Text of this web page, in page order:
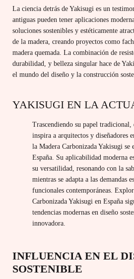
La ciencia detrás de Yakisugi es un
antiguas pueden tener aplicaciones
soluciones sostenibles y estéticamente
de la madera, creando proyectos como
madera quemada. La combinación de
durabilidad, y belleza singular hace de
el mundo del diseño y la construcción
YAKISUGI EN LA
Trascendiendo su papel
inspira a arquitectos y diseñadores
la Madera Carbonizada Yakisugi se
España. Su aplicabilidad moderna
su versatilidad, resonando con la
mientras se adapta a las demandas
funcionales contemporáneas.
Carbonizada Yakisugi en España
tendencias modernas en diseño
innovadora.
INFLUENCIA EN EL
SOSTENIBLE